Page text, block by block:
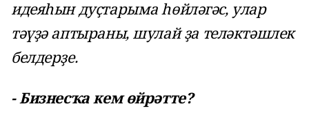
идеяһын дуҫтарыма һөйләгәс, улар
тәүҙә аптыраны, шулай ҙа теләктәшлек
белдерҙе.
- Бизнесҡа кем өйрәтте?